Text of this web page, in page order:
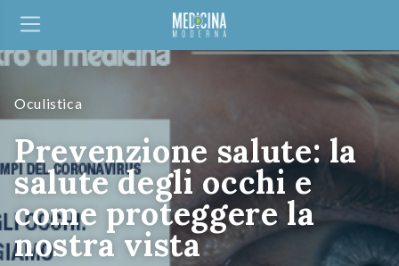
Oculistica
Prevenzione salute: la
salute degli occhi e
come proteggere la
nostra vista